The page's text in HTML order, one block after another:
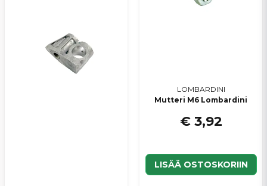
LOMBARDINI
Mutteri M6 Lombardini
€ 3,92
LISÄÄ OSTOSKORIIN